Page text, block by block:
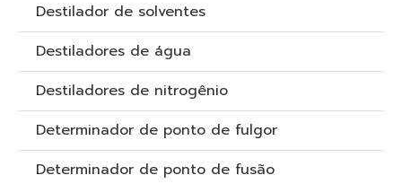
Destilador de solventes
Destiladores de água
Destiladores de nitrogênio
Determinador de ponto de fulgor
Determinador de ponto de fusão